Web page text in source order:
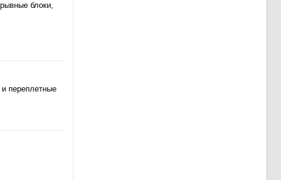
блоки,
переплетные